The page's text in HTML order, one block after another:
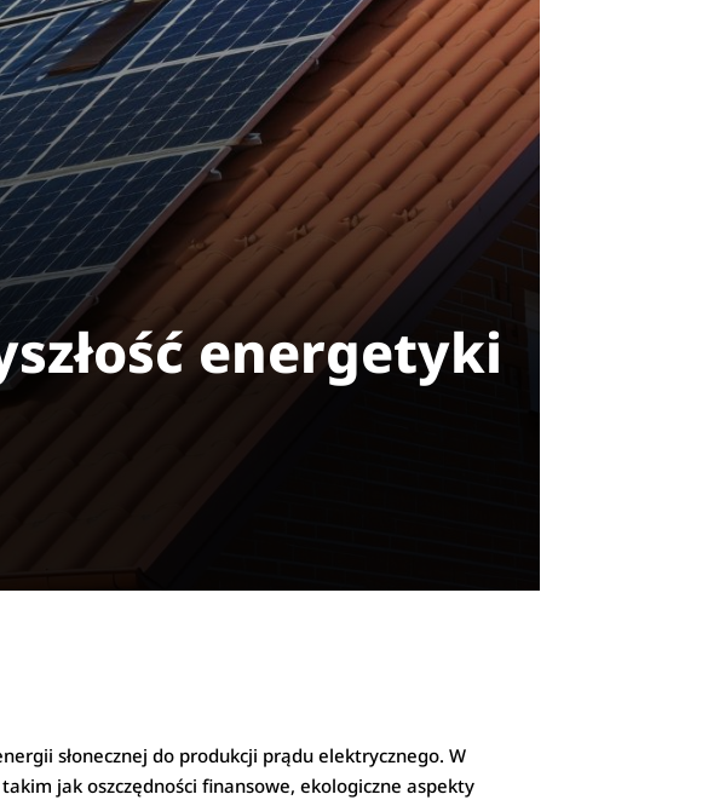
energetyki
słonecznej do produkcji prądu elektrycznego. W
jak oszczędności finansowe, ekologiczne aspekty